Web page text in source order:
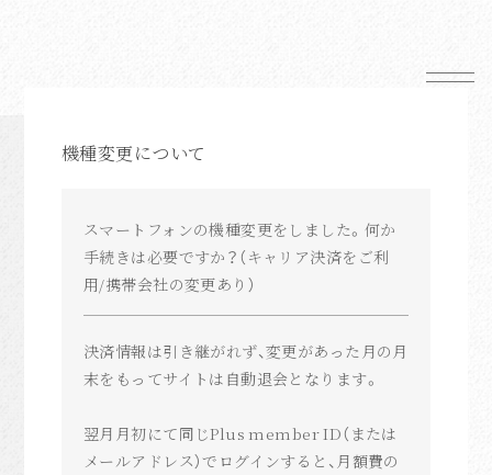
Profile
Mail Magazine
Shop
FC News
機種変更について
スマートフォンの機種変更をしました。何か
手続きは必要ですか？（キャリア決済をご利
用/携帯会社の変更あり）
決済情報は引き継がれず、変更があった月の月
末をもってサイトは自動退会となります。
翌月月初にて同じPlus member ID（または
メールアドレス）でログインすると、月額費の